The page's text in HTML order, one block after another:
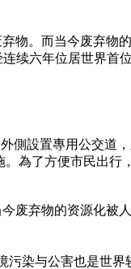
物。而当今废弃物
续六年位居世界首
側設置專用公交道
為了方便市民出行
废弃物的资源化被
污染与公害也是世